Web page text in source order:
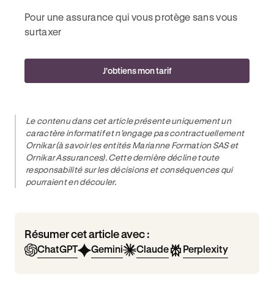
Pour une assurance qui vous protège sans vous
surtaxer
J'obtiens mon tarif
Le contenu dans cet article présente uniquement un
caractère informatif et n’engage pas contractuellement
Ornikar (à savoir les entités Marianne Formation SAS et
Ornikar Assurances). Cette dernière décline toute
responsabilité sur les décisions et conséquences qui
pourraient en découler.
Résumer cet article avec :
ChatGPT Gemini Claude Perplexity